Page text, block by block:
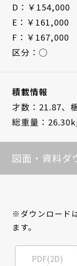
D：￥154,000
E：￥161,000
F：￥167,000
区分：◯
積載情報
才数：21.87、
総重量：
図面・資料ダ
※ダウンロード
ます。
PDF(2D)